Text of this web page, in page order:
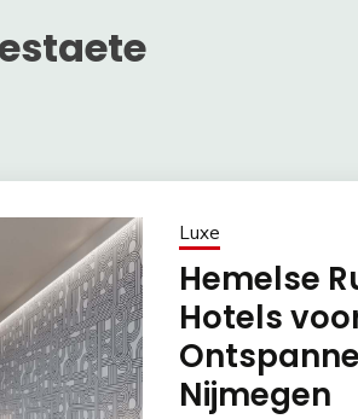
Luxe
Hemelse
Hotels
Nijmegen